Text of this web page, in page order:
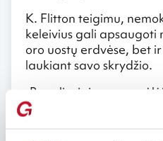
K. Flitton teigimu,
keleivius gali apsaugoti
oro uostų erdvėse, bet
laukiant savo skrydžio.
„Reguliariai
nuolaidos leidžia
perkate kavą ar